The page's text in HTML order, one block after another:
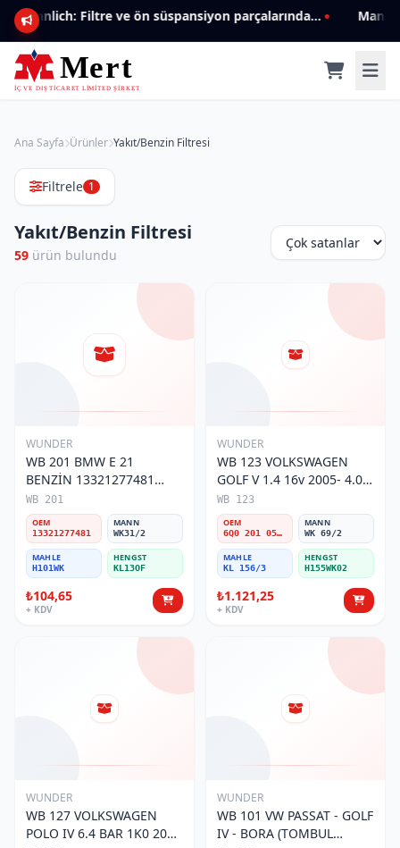
Mannlich: Filtre ve ön süspansiyon parçalarında genişleyen ürün yelpazesiyle kalite ve güven.
Ana Sayfa Ürünler Yakıt/Benzin Filtresi
Filtrele 1
Yakıt/Benzin Filtresi
59 ürün bulundu
WUNDER
WB 201 BMW E 21
BENZİN 13321277481
Yakıt/Benzin Filtresi
WB 201
OEM
13321277481
MANN
WK31/2
MAHLE
H101WK
HENGST
KL13OF
₺104,65
+ KDV
WUNDER
WB 123 VOLKSWAGEN
GOLF V 1.4 16v 2005- 4.0
BAR 6Q0 201 051 A/C
Yakıt/Benzin Filtresi
WB 123
OEM
6Q0 201 051 A/C
MANN
WK 69/2
MAHLE
KL 156/3
HENGST
H155WK02
₺1.121,25
+ KDV
WUNDER
WB 127 VOLKSWAGEN
POLO IV 6.4 BAR 1K0 201
WUNDER
WB 101 VW PASSAT - GOLF
IV - BORA (TOMBUL